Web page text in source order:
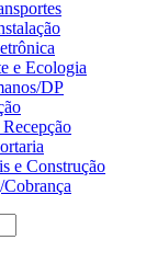
e Ecologia
DP
e Construção